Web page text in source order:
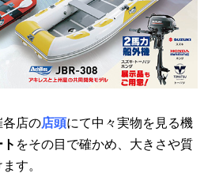
各店の店頭にて中々実物を見る機
をその目で確かめ、大きさや質
す。